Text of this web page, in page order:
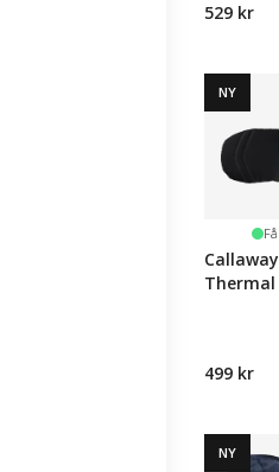
529 kr
NY
Callaway
Thermal
499 kr
NY